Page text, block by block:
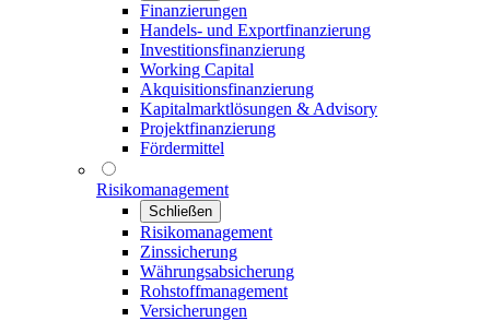
Finanzierungen
Handels- und Exportfinanzierung
Investitionsfinanzierung
Working Capital
Akquisitionsfinanzierung
Kapitalmarktlösungen & Advisory
Projektfinanzierung
Fördermittel
Risikomanagement
Schließen
Risikomanagement
Zinssicherung
Währungsabsicherung
Rohstoffmanagement
Versicherungen